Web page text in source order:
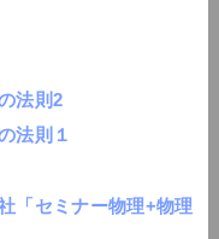
法則2
法則１
「セミナー物理+物理